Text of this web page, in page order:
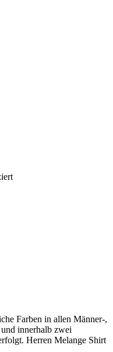
Farben in allen Männer-,
innerhalb zwei
Herren Melange Shirt